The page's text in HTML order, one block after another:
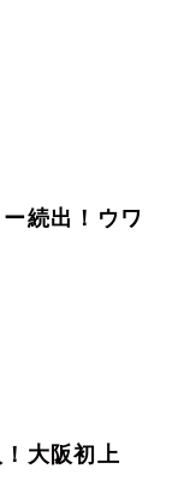
続出！ウワ
大阪初上